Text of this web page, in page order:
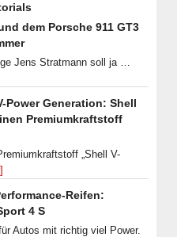
dem Porsche 911 GT3
Jens Stratmann soll ja …
Power Generation: Shell
Premiumkraftstoff
„Shell V-
Reifen:
4 S
Autos mit richtig viel Power.